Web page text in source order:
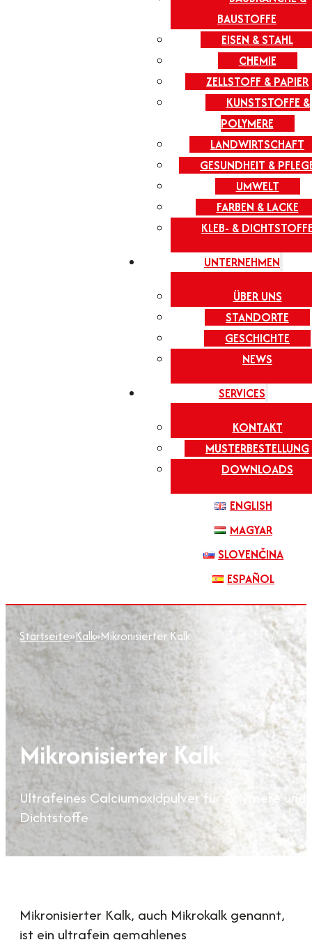
BAUSTOFFE
EISEN & STAHL
CHEMIE
ZELLSTOFF & PAPIER
KUNSTSTOFFE &
POLYMERE
LANDWIRTSCHAFT
GESUNDHEIT &
UMWELT
FARBEN & LACKE
KLEB- &
UNTERNEHMEN
ÜBER UNS
STANDORTE
GESCHICHTE
NEWS
SERVICES
KONTAKT
MUSTERBESTELLUNG
DOWNLOADS
ENGLISH
MAGYAR
SLOVENČINA
ESPAÑOL
Startseite»Kalk»Mikronisierter Kalk
Mikronisierter Kalk
Ultrafeines Calciumoxidpulver für Polymere und
Dichtstoffe
Mikronisierter Kalk, auch Mikrokalk genannt,
ist ein ultrafein gemahlenes